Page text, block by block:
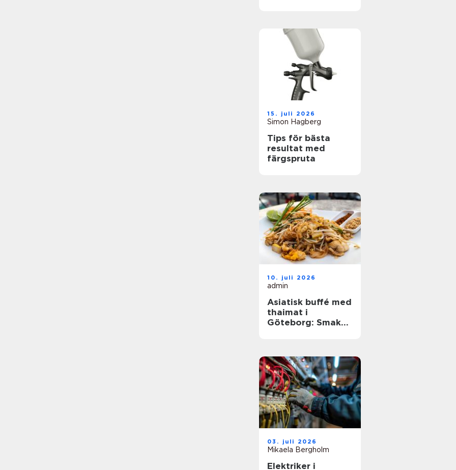
15. juli 2026
Simon Hagberg
Tips för bästa
resultat med
färgspruta
10. juli 2026
admin
Asiatisk buffé med
thaimat i
Göteborg: Smaker,
03. juli 2026
Mikaela Bergholm
Elektriker i